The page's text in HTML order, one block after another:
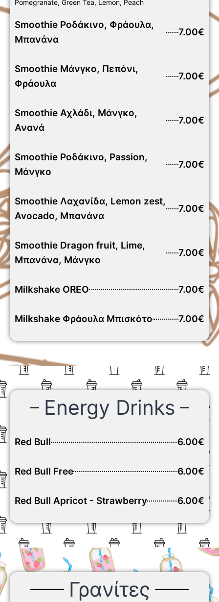
Pomegranate, Green Tea, Lemon, Peach
Smoothie Ροδάκινο, Φράουλα,
Μπανάνα
7.00€
Smoothie Μάνγκο, Πεπόνι,
Φράουλα
7.00€
Smoothie Αχλάδι, Μάνγκο,
Ανανά
7.00€
Smoothie Ροδάκινο, Passion,
Μάνγκο
7.00€
Smoothie Λαχανίδα, Lemon zest,
Avocado, Μπανάνα
7.00€
Smoothie Dragon fruit, Lime,
Μπανάνα, Μάνγκο
7.00€
Milkshake OREO 7.00€
Milkshake Φράουλα Μπισκότο 7.00€
Energy Drinks
Red Bull 6.00€
Red Bull Free 6.00€
Red Bull Apricot - Strawberry 6.00€
Γρανίτες